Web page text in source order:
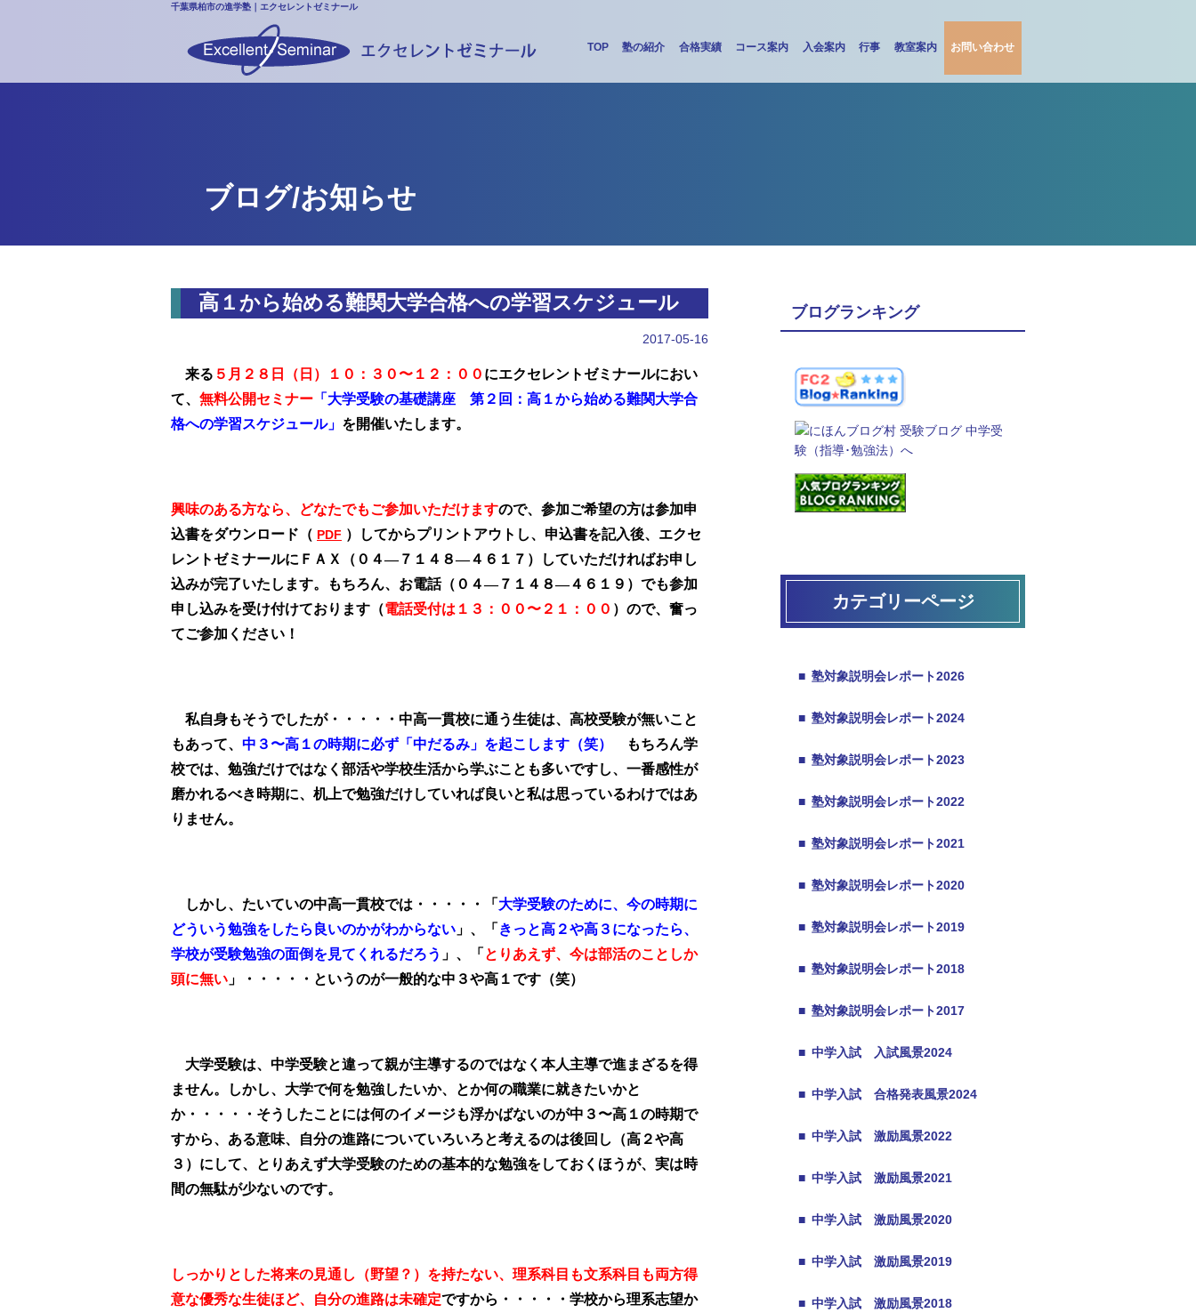
千葉県柏市の進学塾｜エクセレントゼミナール
TOP 塾の紹介 合格実績 コース案内 入会案内 行事 教室案内 お問い合わせ
ブログ/お知らせ
高１から始める難関大学合格への学習スケジュール
2017-05-16
来る ５月２８日（日）１０：３０〜１２：００ にエクセレントゼミナールにおい
て、 無料公開セミナー 「大学受験の基礎講座 第２回：高１から始める難関大学合
格への学習スケジュール」 を開催いたします。
興味のある方なら、どなたでもご参加いただけますので、参加ご希望の方は参加申
込書をダウンロード（ PDF ）
してからプリントアウトし、申込書を記入後、エクセ
レントゼミナールにＦＡＸ（０４―７１４８―４６１７）していただければお申し
込みが完了いたします。もちろん、お電話（０４―７１４８―４６１９）でも参加
申し込みを受け付けております（電話受付は１３：００〜２１：００ ）ので、奮っ
てご参加ください！
私自身もそうでしたが・・・・・中高一貫校に通う生徒は、高校受験が無いこと
もあって、 中３〜高１の時期に必ず「中だるみ」を起こします（笑）
もちろん学
校では、勉強だけではなく部活や学校生活から学ぶことも多いですし、一番感性が
磨かれるべき時期に、机上で勉強だけしていれば良いと私は思っているわけではあ
りません。
しかし、たいていの中高一貫校では・・・・・「 大学受験のために、今の時期に
どういう勉強をしたら良いのかがわからない 」、「 きっと高２や高３になったら、
学校が受験勉強の面倒を見てくれるだろう 」、「 とりあえず、今は部活のことしか
頭に無い 」・・・・・というのが一般的な中３や高１です（笑）
大学受験は、中学受験と違って親が主導するのではなく本人主導で進まざるを得
ません。しかし、大学で何を勉強したいか、とか何の職業に就きたいかと
か・・・・・そうしたことには何のイメージも浮かばないのが中３〜高１の時期で
すから、ある意味、自分の進路についていろいろと考えるのは後回し（高２や高
３）にして、とりあえず大学受験のための基本的な勉強をしておくほうが、実は時
間の無駄が少ないのです。
しっかりとした将来の見通し（野望？）を持たない、理系科目も文系科目も両方得
意な優秀な生徒ほど、自分の進路は未確定ですから・・・・・学校から理系志望か
ブログランキング
カテゴリーページ
■ 塾対象説明会レポート2026
■ 塾対象説明会レポート2024
■ 塾対象説明会レポート2023
■ 塾対象説明会レポート2022
■ 塾対象説明会レポート2021
■ 塾対象説明会レポート2020
■ 塾対象説明会レポート2019
■ 塾対象説明会レポート2018
■ 塾対象説明会レポート2017
■ 中学入試 入試風景2024
■ 中学入試 合格発表風景2024
■ 中学入試 激励風景2022
■ 中学入試 激励風景2021
■ 中学入試 激励風景2020
■ 中学入試 激励風景2019
■ 中学入試 激励風景2018